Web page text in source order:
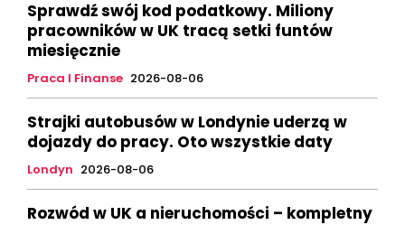
Sprawdź swój kod podatkowy. Miliony
pracowników w UK tracą setki funtów
miesięcznie
Praca I Finanse 2026-08-06
Strajki autobusów w Londynie uderzą w
dojazdy do pracy. Oto wszystkie daty
Londyn 2026-08-06
Rozwód w UK a nieruchomości – kompletny